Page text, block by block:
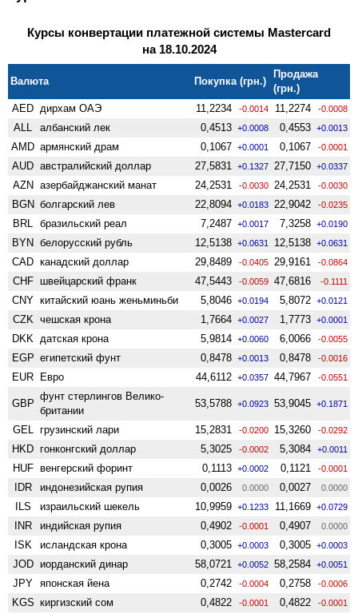
Курсы конвертации платежной системы Mastercard
на 18.10.2024
Валюта Покупка (грн.)
Продажа
(грн.)
AED дирхам ОАЭ 11,2234 -0.0014 11,2274 -0.0008
ALL албанский лек 0,4513 +0.0008 0,4553 +0.0013
AMD армянский драм 0,1067 +0.0001 0,1067 -0.0001
AUD австралийский доллар 27,5831 +0.1327 27,7150 +0.0337
AZN азербайджанский манат 24,2531 -0.0030 24,2531 -0.0030
BGN болгарский лев 22,8094 +0.0183 22,9042 -0.0235
BRL бразильский реал 7,2487 +0.0017 7,3258 +0.0190
BYN белорусский рубль 12,5138 +0.0631 12,5138 +0.0631
CAD канадский доллар 29,8489 -0.0405 29,9161 -0.0864
CHF швейцарский франк 47,5443 -0.0059 47,6816 -0.1111
CNY китайский юань женьминьби 5,8046 +0.0194 5,8072 +0.0121
CZK чешская крона 1,7664 +0.0027 1,7773 +0.0001
DKK датская крона 5,9814 +0.0060 6,0066 -0.0055
EGP египетский фунт 0,8478 +0.0013 0,8478 -0.0016
EUR Евро 44,6112 +0.0357 44,7967 -0.0551
GBP
фунт стерлингов Велико­
британии
53,5788 +0.0923 53,9045 +0.1871
GEL грузинский лари 15,2831 -0.0200 15,3260 -0.0292
HKD гонконгский доллар 5,3025 -0.0002 5,3084 +0.0011
HUF венгерский форинт 0,1113 +0.0002 0,1121 -0.0001
IDR индонезийская рупия 0,0026 0.0000 0,0027 0.0000
ILS израильский шекель 10,9959 +0.1233 11,1669 +0.0729
INR индийская рупия 0,4902 -0.0001 0,4907 0.0000
ISK исландская крона 0,3005 +0.0003 0,3005 +0.0003
JOD иорданский динар 58,0721 +0.0052 58,2584 +0.0051
JPY японская йена 0,2742 -0.0004 0,2758 -0.0006
KGS киргизский сом 0,4822 -0.0001 0,4822 -0.0001